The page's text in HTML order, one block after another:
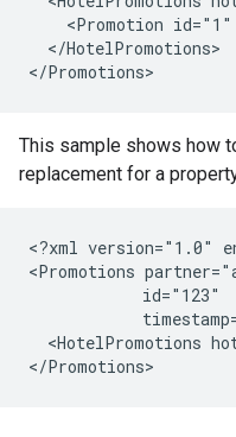
<Promotion
  </HotelPromotions>
This sample shows how
replacement for a
<?xml version="1.0"
<Promotions
            id="123"
<HotelPromotions